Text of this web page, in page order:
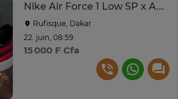
Nike Air Force 1 Low SP x AMBUSH – Rouge/Blanc/Noir
Rufisque, Dakar
22. juin, 08:59
15 000 F Cfa